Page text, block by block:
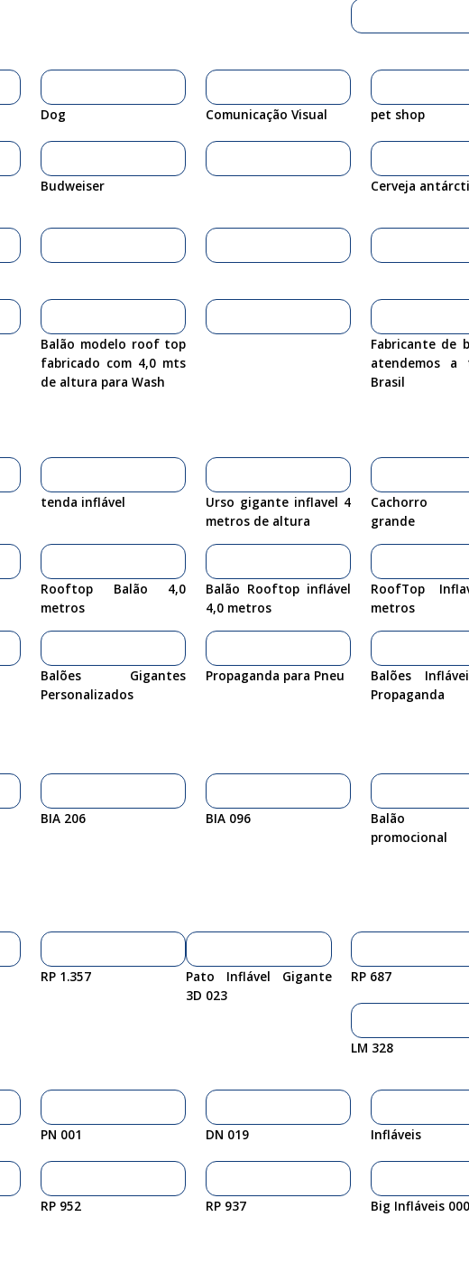
Dog Comunicação Visual pet shop
Budweiser Cerveja
Balão modelo roof top
fabricado com 4,0 mts
de altura para Wash
Fabricante de
atendemos
Brasil
tenda inflável
Urso gigante inflavel 4
metros de altura
Cachorro
grande
Rooftop Balão 4,0
metros
Balão Rooftop inflável
4,0 metros
RoofTop
metros
Balões Gigantes
Personalizados
Propaganda para Pneu
Balões
Propaganda
BIA 206 BIA 096
Balão
promocional
RP 1.357
Pato Inflável Gigante
3D 023
RP 687
LM 328
PN 001 DN 019 Infláveis
RP 952 RP 937 Big Infláveis